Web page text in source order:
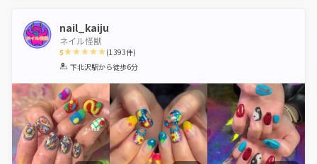
nail_kaiju
ネイル怪獣
5
1 2 3 4 5
(1393件)
下北沢駅から徒歩6分